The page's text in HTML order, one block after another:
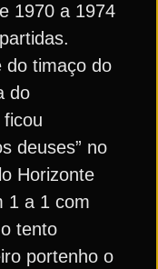
1970 a 1974
do timaço do
do
deuses” no
Horizonte
1 a 1 com
tento
portenho o